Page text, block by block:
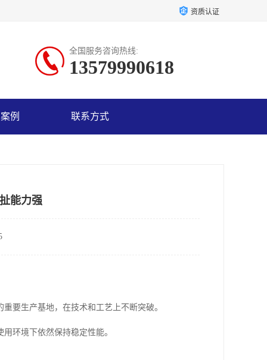
资质认证
全国服务咨询热线:
13579990618
例 联系方式
能力强
要生产基地，在技术和工艺上不断突破。
环境下依然保持稳定性能。